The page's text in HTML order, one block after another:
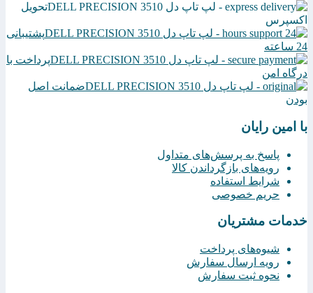
تحویل
اکسپرس
پشتیبانی
24 ساعته
پرداخت با
درگاه امن
ضمانت اصل
بودن
با امین رایان
پاسخ به پرسش‌های متداول
رویه‌های بازگرداندن کالا
شرایط استفاده
حریم خصوصی
خدمات مشتریان
شیوه‌های پرداخت
رویه ارسال سفارش
نحوه ثبت سفارش